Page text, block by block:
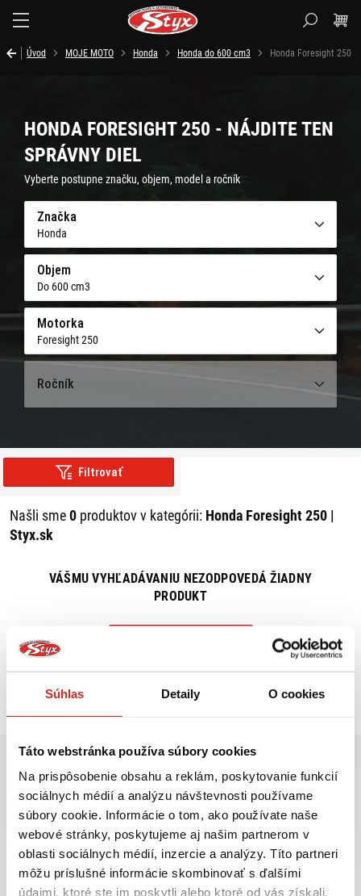
Súhlas Detaily O cookies
Táto webstránka používa súbory cookies
Na prispôsobenie obsahu a reklám, poskytovanie funkcií
sociálnych médií a analýzu návštevnosti používame
súbory cookie. Informácie o tom, ako používate naše
webové stránky, poskytujeme aj našim partnerom v
oblasti sociálnych médií, inzercie a analýzy. Títo partneri
môžu príslušné informácie skombinovať s ďalšími
údajmi, ktoré ste im poskytli alebo ktoré od vás získali,
Úvod MOJE MOTO Honda Honda do 600 cm3 Honda Foresight 250
HONDA FORESIGHT 250 - NÁJDITE TEN
SPRÁVNY DIEL
Vyberte postupne značku, objem, model a ročník
Značka
Honda
Objem
Do 600 cm3
Motorka
Foresight 250
Ročník
Filtrovať
Našli sme0 produktov v kategórii: Honda Foresight 250 |
Styx.sk
VÁŠMU VYHĽADÁVANIU NEZODPOVEDÁ ŽIADNY
PRODUKT
Najväčší výber moto
príslušenstva ihneď k
odberu
Doprava ZADARMO pre
objednávky nad 50€ v rámci
SR